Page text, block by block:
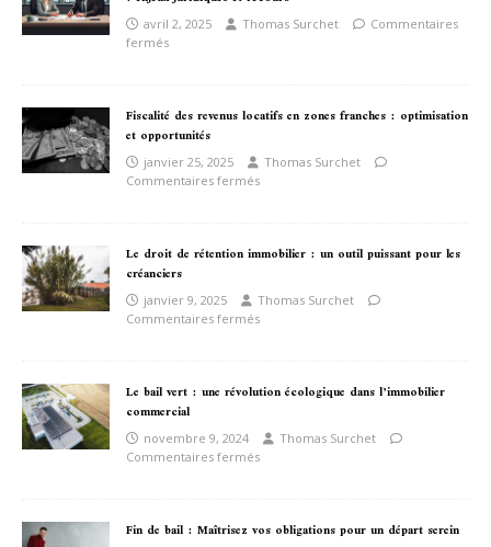
avril 2, 2025 Thomas Surchet
Commentaires
fermés
Fiscalité des revenus locatifs en zones franches : optimisation
et opportunités
janvier 25, 2025
Thomas Surchet
Commentaires fermés
Le droit de rétention immobilier : un outil puissant pour les
créanciers
janvier 9, 2025
Thomas Surchet
Commentaires fermés
Le bail vert : une révolution écologique dans l’immobilier
commercial
novembre 9, 2024
Thomas Surchet
Commentaires fermés
Fin de bail : Maîtrisez vos obligations pour un départ serein